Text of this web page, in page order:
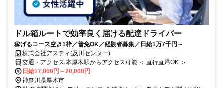
ドル箱ルートで効率良く届ける配達ドライバー
稼げるコース空き1枠／普免OK／経験者募集／日給1万7千円～
株式会社アスティ(及川センター)
交通・アクセス 本厚木駅からアクセス可能 ＜ 直行直帰OK ＞
日給17,000円～20,000円
神奈川県厚木市